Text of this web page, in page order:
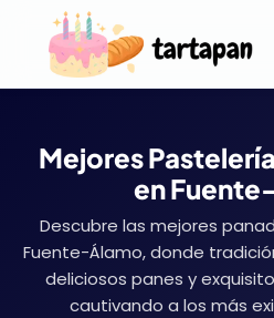
Mejores
en
Descubre las mejores
Fuente-Álamo, donde
deliciosos panes y
cautivando a los más